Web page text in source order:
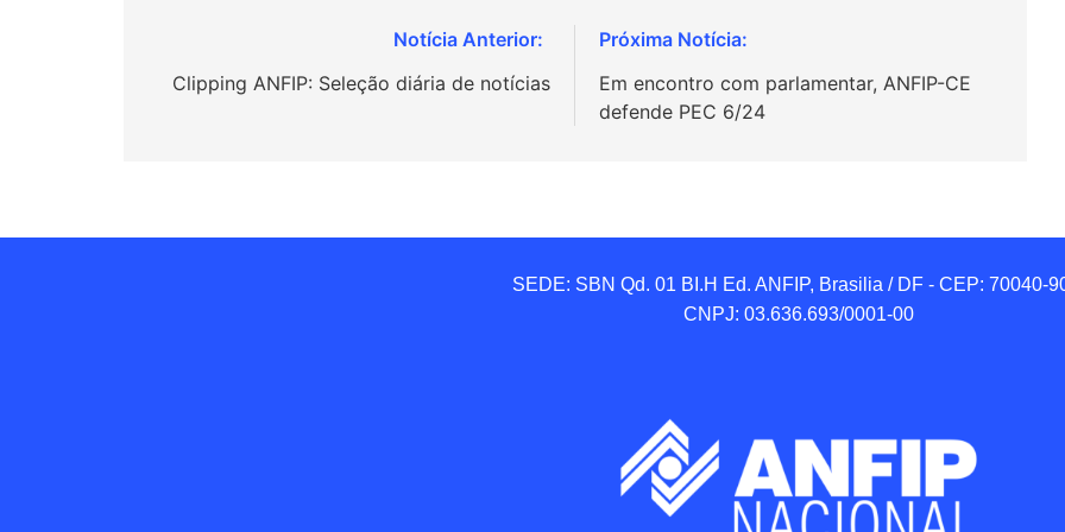
deClipping ANFIP: Seleção diária de notícias
Em encontro com parlamentar, ANFIP-CE
defende PEC 6/24
SEDE: SBN Qd. 01 BI.H Ed. ANFIP, Brasilia / DF - CEP: 70040-
CNPJ: 03.636.693/0001-00